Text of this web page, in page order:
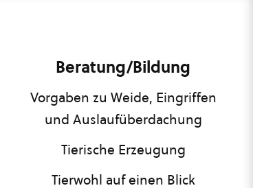
Beratung/Bildung
Vorgaben zu Weide, Eingriffen
und Auslaufüberdachung
Tierische Erzeugung
Tierwohl auf einen Blick